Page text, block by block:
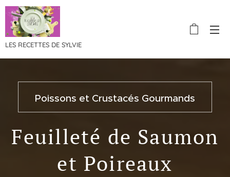
LES RECETTES DE SYLVIE
Poissons et Crustacés Gourmands
Feuilleté de Saumon
et Poireaux